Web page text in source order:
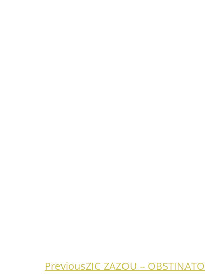
PreviousPrevious
ZIC ZAZOU – OBSTINATO